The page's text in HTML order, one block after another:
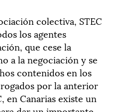
colectiva, STEC
los agentes
que cese la
a la negociación y se
contenidos en los
por la anterior
en Canarias existe un